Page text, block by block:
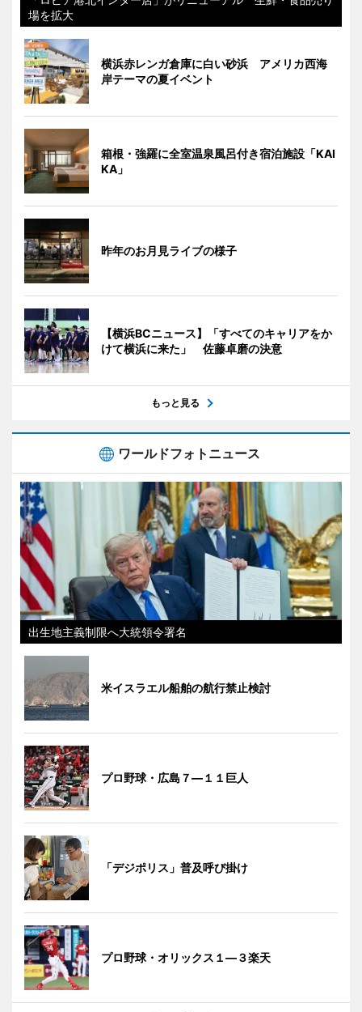
場を拡大
横浜赤レンガ倉庫に白い砂浜 アメリカ西海
岸テーマの夏イベント
箱根・強羅に全室温泉風呂付き宿泊施設「KAI
KA」
昨年のお月見ライブの様子
【横浜BCニュース】「すべてのキャリアをか
けて横浜に来た」 佐藤卓磨の決意
もっと見る
ワールドフォトニュース
出生地主義制限へ大統領令署名
米イスラエル船舶の航行禁止検討
プロ野球・広島７―１１巨人
「デジポリス」普及呼び掛け
プロ野球・オリックス１―３楽天